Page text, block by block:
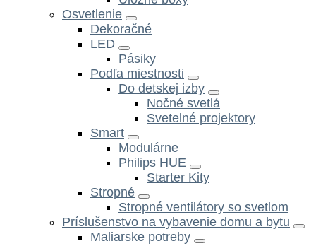
Osvetlenie
Dekoračné
LED
Pásiky
Podľa miestnosti
Do detskej izby
Nočné svetlá
Svetelné projektory
Smart
Modulárne
Philips HUE
Starter Kity
Stropné
Stropné ventilátory so svetlom
Príslušenstvo na vybavenie domu a bytu
Maliarske potreby